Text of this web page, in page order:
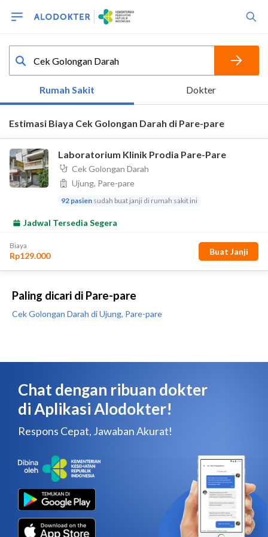
Paling dicari di Pare-pare
Cek Golongan Darah di Ujung, Pare-pare